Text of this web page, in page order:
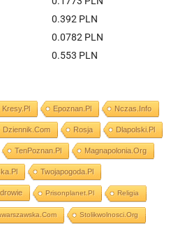
0.392 PLN
0.0782 PLN
0.553 PLN
Kresy.pl Epoznan.pl Nczas.info
Dziennik.com Rosja Dlapolski.pl
TenPoznan.pl Magnapolonia.org
Twojapogoda.pl
Prisonplanet.pl Religia
Stolikwolnosci.org